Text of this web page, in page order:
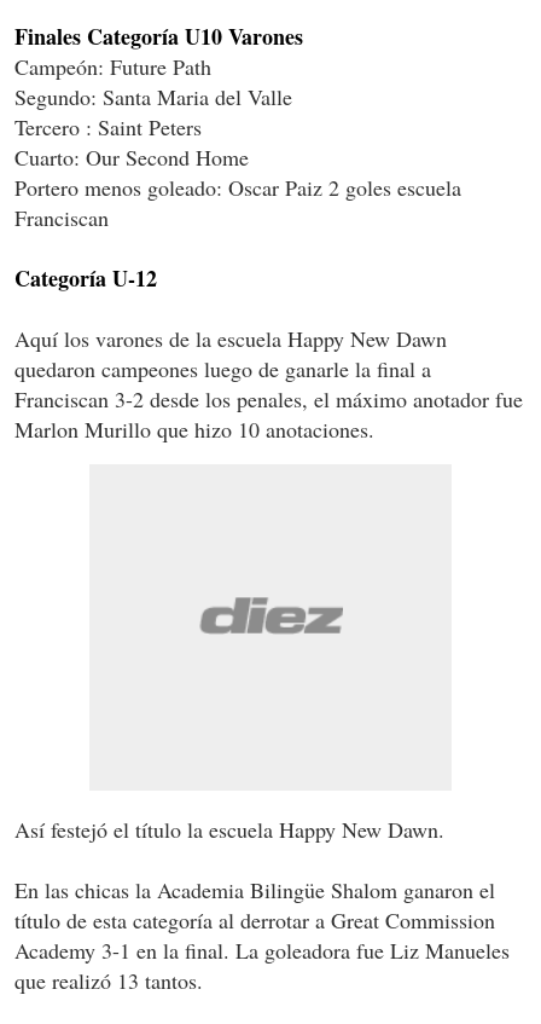
Finales Categoría U10 Varones
Campeón: Future Path
Segundo: Santa Maria del Valle
Tercero : Saint Peters
Cuarto: Our Second Home
Portero menos goleado: Oscar Paiz 2 goles escuela
Franciscan
Categoría U-12
Aquí los varones de la escuela Happy New Dawn
quedaron campeones luego de ganarle la final a
Franciscan 3-2 desde los penales, el máximo anotador fue
Marlon Murillo que hizo 10 anotaciones.
Así festejó el título la escuela Happy New Dawn.
En las chicas la Academia Bilingüe Shalom ganaron el
título de esta categoría al derrotar a Great Commission
Academy 3-1 en la final. La goleadora fue Liz Manueles
que realizó 13 tantos.